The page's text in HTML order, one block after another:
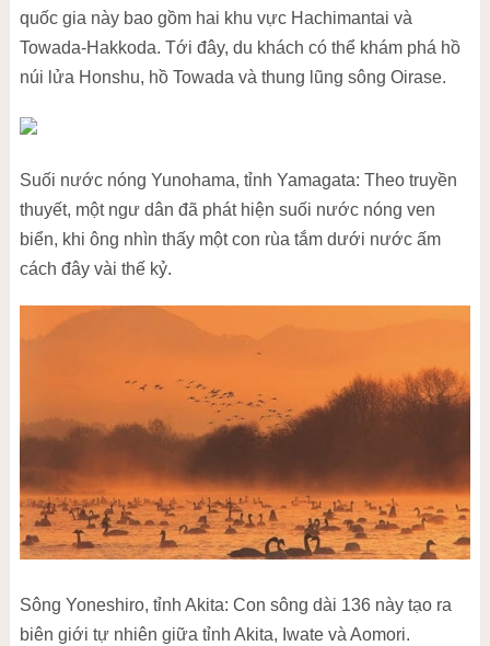
quốc gia này bao gồm hai khu vực Hachimantai và
Towada-Hakkoda. Tới đây, du khách có thể khám phá hồ
núi lửa Honshu, hồ Towada và thung lũng sông Oirase.
Suối nước nóng Yunohama, tỉnh Yamagata: Theo truyền
thuyết, một ngư dân đã phát hiện suối nước nóng ven
biển, khi ông nhìn thấy một con rùa tắm dưới nước ấm
cách đây vài thế kỷ.
Sông Yoneshiro, tỉnh Akita: Con sông dài 136 này tạo ra
biên giới tự nhiên giữa tỉnh Akita, Iwate và Aomori.